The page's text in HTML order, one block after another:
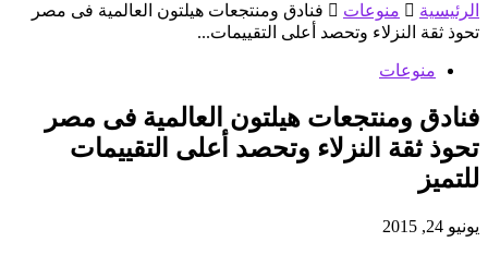
الرئيسية منوعات
فنادق ومنتجعات هيلتون العالمية فى مصر
تحوذ ثقة النزلاء وتحصد أعلى التقييمات...
منوعات
فنادق ومنتجعات هيلتون العالمية فى مصر
تحوذ ثقة النزلاء وتحصد أعلى التقييمات
للتميز
يونيو 24, 2015